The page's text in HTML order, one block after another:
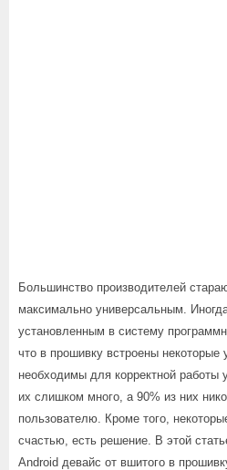
Большинство производителей
максимально универсальным.
установленным в систему
что в прошивку встроены некоторые
необходимы для корректной работы
их слишком много, а 90% из них
пользователю. Кроме того,
счастью, есть решение. В этой
Android девайс от вшитого в